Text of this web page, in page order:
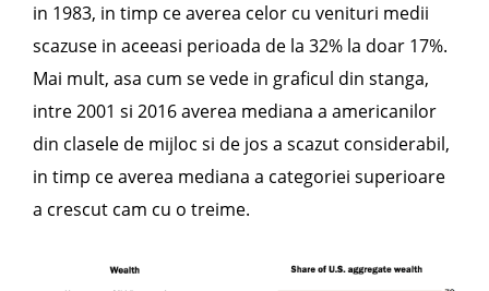
in 1983, in timp ce averea celor cu venituri medii
scazuse in aceeasi perioada de la 32% la doar 17%.
Mai mult, asa cum se vede in graficul din stanga,
intre 2001 si 2016 averea mediana a americanilor
din clasele de mijloc si de jos a scazut considerabil,
in timp ce averea mediana a categoriei superioare
a crescut cam cu o treime.